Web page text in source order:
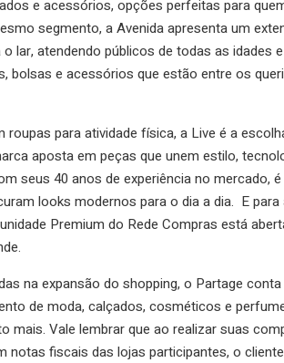
e acessórios, opções perfeitas para
segmento, a Avenida apresenta um
lar, atendendo públicos de todas as idades
bolsas e acessórios que estão entre os
para atividade física, a Live é a
aposta em peças que unem estilo,
seus 40 anos de experiência no mercado,
looks modernos para o dia a dia. E para
Premium do Rede Compras está
na expansão do shopping, o Partage
de moda, calçados, cosméticos e
mais. Vale lembrar que ao realizar suas
notas fiscais das lojas participantes, o